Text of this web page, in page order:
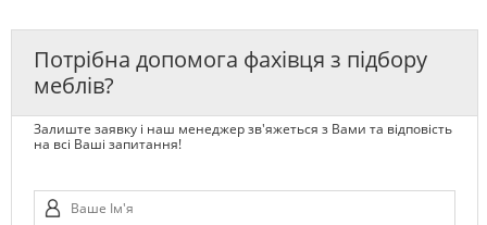
Потрібна допомога фахівця з підбору
меблів?
Залиште заявку і наш менеджер зв'яжеться з Вами та відповість
на всі Ваші запитання!